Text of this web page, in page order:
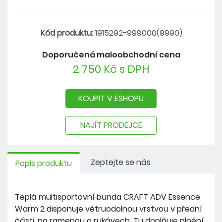
Kód produktu:1915292-999000(9990)
Doporučená maloobchodní cena
2 750 Kč s DPH
KOUPIT V ESHOPU
NAJÍT PRODEJCE
Popis produktu Zeptejte se nás
Teplá multisportovní bunda CRAFT ADV Essence
Warm 2 disponuje větruodolnou vrstvou v přední